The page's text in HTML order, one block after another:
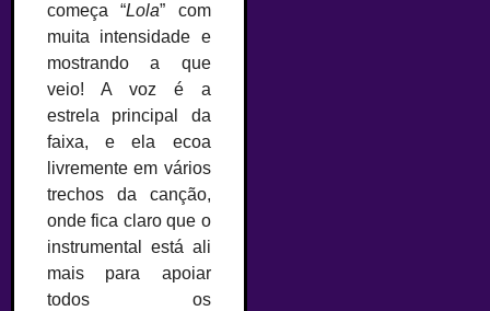
começa “Lola” com
muita intensidade e
mostrando a que
veio! A voz é a
estrela principal da
faixa, e ela ecoa
livremente em vários
trechos da canção,
onde fica claro que o
instrumental está ali
mais para apoiar
todos os